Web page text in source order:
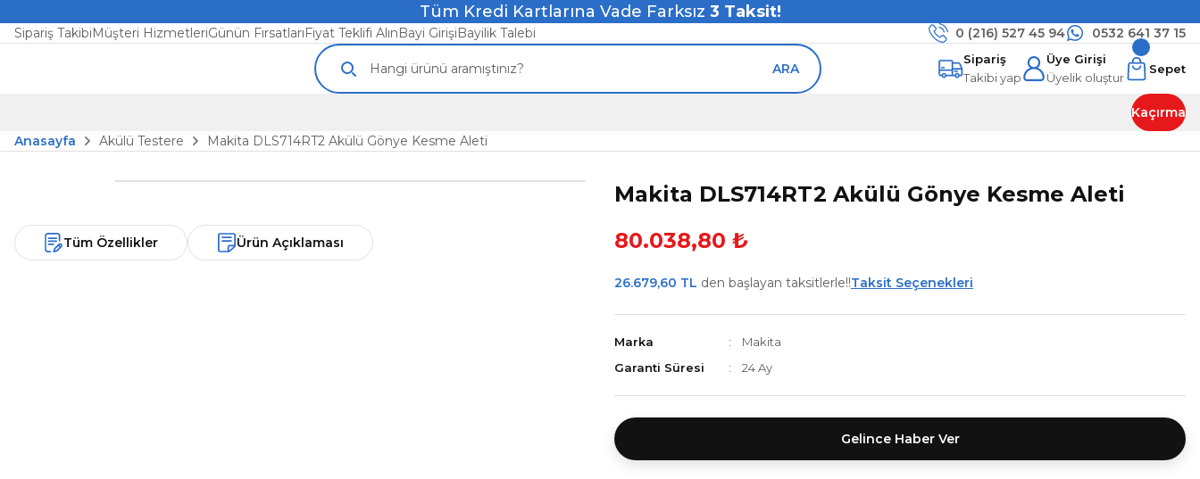
Tüm Kredi Kartlarına Vade Farksız 3 Taksit!
Sipariş TakibiMüşteri HizmetleriGünün FırsatlarıFiyat Teklifi AlınBayi GirişiBayilik Talebi 0 (216) 527 45 94 0532 641 37 15
ARA
Sipariş
Takibi yap
Üye Girişi
Üyelik oluştur
Sepet
Kaçırma
Anasayfa
Akülü Testere Makita DLS714RT2 Akülü Gönye Kesme Aleti
Tüm Özellikler Ürün Açıklaması
Makita DLS714RT2 Akülü Gönye Kesme Aleti
80.038,80 ₺
26.679,60 TL den başlayan taksitlerle!!Taksit Seçenekleri
Marka
Makita
Garanti Süresi
24 Ay
Gelince Haber Ver